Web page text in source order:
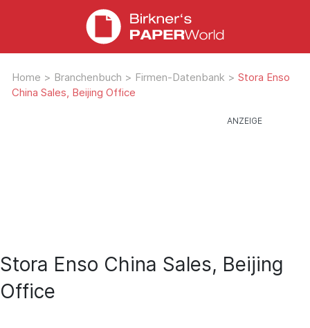
Home > Branchenbuch > Firmen-Datenbank > Stora Enso
China Sales, Beijing Office
Stora Enso China Sales, Beijing
Office